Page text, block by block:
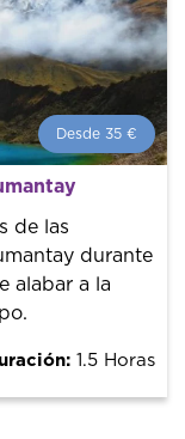
Desde 35 €
con los mejores
precio y servicio.
de las
durante
alabar a la
1.5 Horas